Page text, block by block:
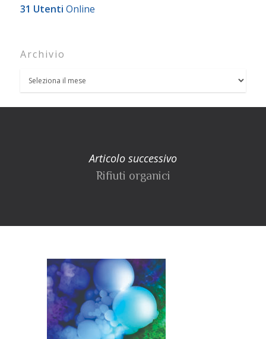
31 Utenti Online
Archivio
Articolo successivo
Rifiuti organici